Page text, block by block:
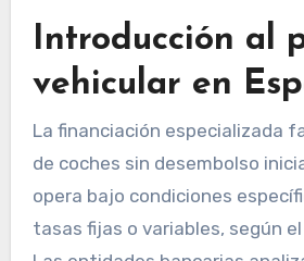
Introducción al
vehicular en
La financiación especializada
de coches sin desembolso
opera bajo condiciones
tasas fijas o variables, según